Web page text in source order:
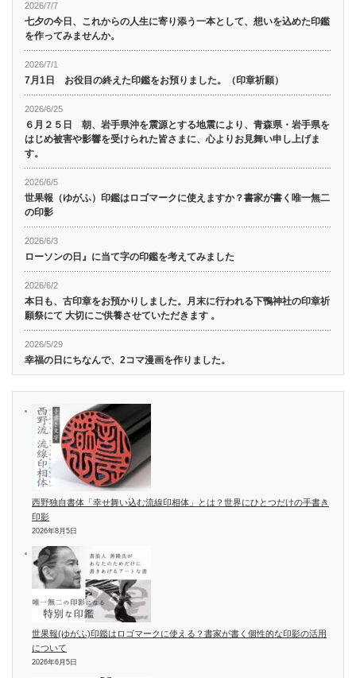
2026/7/7
七夕の今日、これからの人生に寄り添う一本として、想いを込めた印鑑
を作ってみませんか。
2026/7/1
7月1日 お役目の終えた印鑑をお預りました。（印章祈願）
2026/6/25
６月２５日 朝、岩手県沖を震源とする地震により、青森県・岩手県を
はじめ被害や影響を受けられた皆さまに、心よりお見舞い申し上げま
す。
2026/6/5
世果報（ゆがふ）印鑑はロゴマークに使えますか？書家が書く唯一無二
の印影
2026/6/3
ローソンの日』に当て字の印鑑を考えてみました
2026/6/2
本日も、古印章をお預かりしました。月末に行われる下鴨神社の印章祈
願祭にて 大切にご供養させていただきます 。
2026/5/29
幸福の日にちなんで、2コマ漫画を作りました。
西野独自書体「幸せ舞い込む流線印相体」とは？世界にひとつだけの手書き
印影
2026年8月5日
世果報(ゆがふ)印鑑はロゴマークに使える？書家が書く個性的な印影の活用
について
2026年6月5日